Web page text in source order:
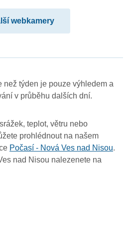
webkamery
než týden je pouze výhledem a
v průběhu dalších dní.
teplot, větru nebo
prohlédnout na našem
Počasí - Nová Ves nad Nisou.
nad Nisou nalezenete na